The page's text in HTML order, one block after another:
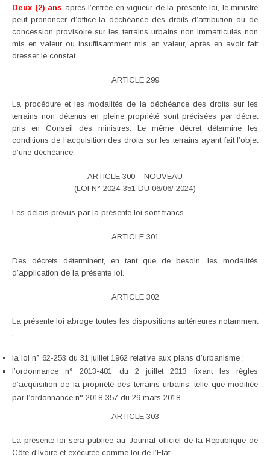
Deux (2) ans après l’entrée en vigueur de la présente loi, le ministre
peut prononcer d’office la déchéance des droits d’attribution ou de
concession provisoire sur les terrains urbains non immatriculés non
mis en valeur ou insuffisamment mis en valeur, après en avoir fait
dresser le constat.
ARTICLE 299
La procédure et les modalités de la déchéance des droits sur les
terrains non détenus en pleine propriété sont précisées par décret
pris en Conseil des ministres. Le même décret détermine les
conditions de l’acquisition des droits sur les terrains ayant fait l’objet
d’une déchéance.
ARTICLE 300 – NOUVEAU
(LOI N° 2024-351 DU 06/06/ 2024)
Les délais prévus par la présente loi sont francs.
ARTICLE 301
Des décrets déterminent, en tant que de besoin, les modalités
d’application de la présente loi.
ARTICLE 302
La présente loi abroge toutes les dispositions antérieures notamment
:
la loi n° 62-253 du 31 juillet 1962 relative aux plans d’urbanisme ;
l’ordonnance n° 2013-481 du 2 juillet 2013 fixant les règles
d’acquisition de la propriété des terrains urbains, telle que modifiée
par l’ordonnance n° 2018-357 du 29 mars 2018.
ARTICLE 303
La présente loi sera publiée au Journal officiel de la République de
Côte d’Ivoire et exécutée comme loi de l’Etat.